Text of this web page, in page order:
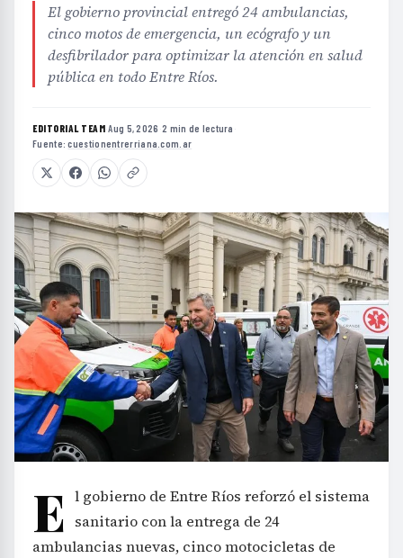
El gobierno provincial entregó 24 ambulancias,
cinco motos de emergencia, un ecógrafo y un
desfibrilador para optimizar la atención en salud
pública en todo Entre Ríos.
EDITORIAL TEAM·Aug 5, 2026 ·2 min de lectura ·
Fuente:cuestionentrerriana.com.ar
E l gobierno de Entre Ríos reforzó el sistema
sanitario con la entrega de 24
ambulancias nuevas, cinco motocicletas de